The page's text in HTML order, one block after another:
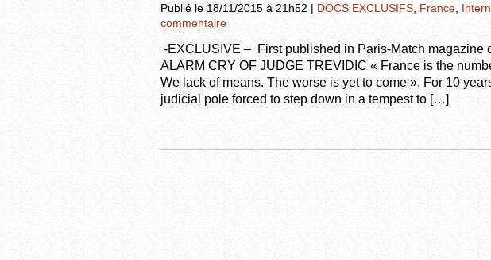
Publié le 18/11/2015 à 21h52 | DOCS EXCLUSIFS France
commentaire
-EXCLUSIVE – First published in Paris-Match magazine
ALARM CRY OF JUDGE TREVIDIC « France is the
We lack of means. The worse is yet to come ». For 10
judicial pole forced to step down in a tempest to […]